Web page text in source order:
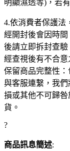
明顯濕透等)，若
4.依消費者保護法
經開封後會因時
後請立即拆封查
經查視後有不合
保留商品完整性
與客服連繫，我
損或其他不可歸
貨。
?
商品訊息簡述: